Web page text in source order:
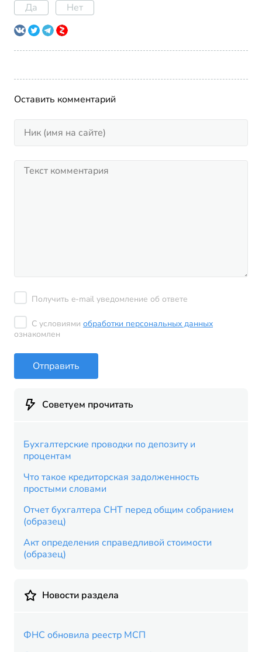
Да
Нет
Оставить комментарий
Получить e-mail уведомление об ответе
С условиями обработки персональных данных
ознакомлен
Отправить
Советуем прочитать
Бухгалтерские проводки по депозиту и
процентам
Что такое кредиторская задолженность
простыми словами
Отчет бухгалтера СНТ перед общим собранием
(образец)
Акт определения справедливой стоимости
(образец)
Новости раздела
ФНС обновила реестр МСП